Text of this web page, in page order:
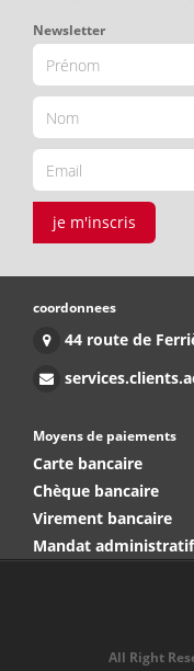
Newsletter
je m'inscris
coordonnees
44 route de
Moyens de paiements
Carte bancaire
Chèque bancaire
Virement bancaire
Mandat administratif
All Right